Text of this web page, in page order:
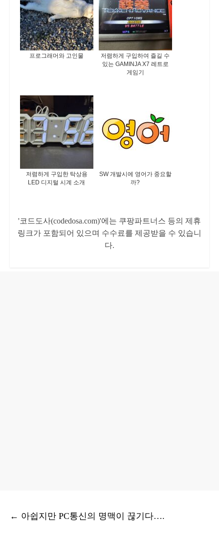
프로그래머와 고인물
저렴하게 구입하여 즐길 수
있는 GAMINJA X7 레트로
게임기
저렴하게 구입한 탁상용
LED 디지털 시계 소개
SW 개발시에 영어가 중요할
까?
'코드도사(codedosa.com)'에는 쿠팡파트너스 등의 제휴
링크가 포함되어 있으며 수수료를 제공받을 수 있습니
다.
← 아쉽지만 PC통신의 명맥이 끊기다….